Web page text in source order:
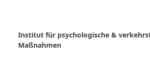
Institut für psychologische &
Maßnahmen